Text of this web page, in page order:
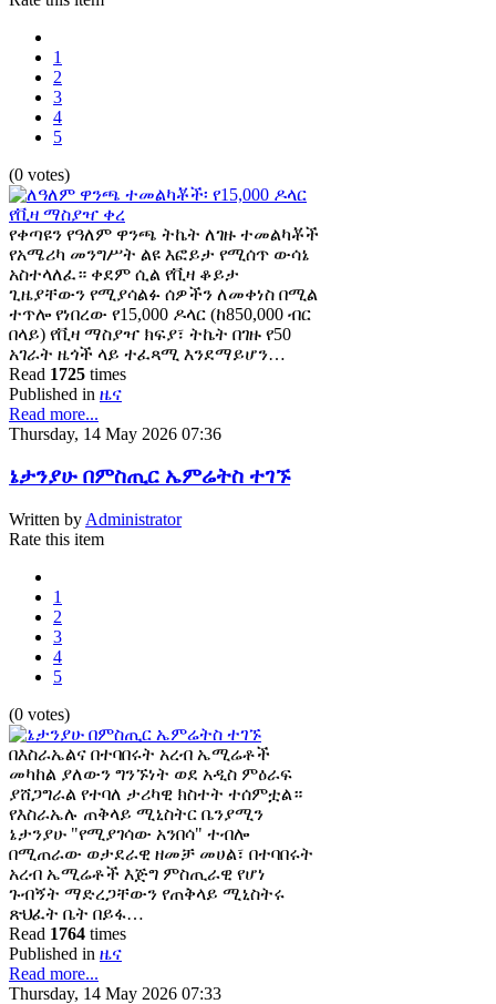
1
2
3
4
5
(0 votes)
የቀጣዩን የዓለም ዋንጫ ትኬት ለገዙ ተመልካቾች
የአሜሪካ መንግሥት ልዩ እፎይታ የሚሰጥ ውሳኔ
አስተላለፈ። ቀደም ሲል የቪዛ ቆይታ
ጊዜያቸውን የሚያሳልፉ ሰዎችን ለመቀነስ በሚል
ተጥሎ የነበረው የ15,000 ዶላር (ከ850,000 ብር
በላይ) የቪዛ ማስያዣ ክፍያ፣ ትኬት በገዙ የ50
አገራት ዜጎች ላይ ተፈጻሚ እንደማይሆን…
Read 1725 times
Published in ዜና
Read more...
Thursday, 14 May 2026 07:36
ኔታንያሁ በምስጢር ኤምሬትስ ተገኙ
Written by Administrator
Rate this item
1
2
3
4
5
(0 votes)
በእስራኤልና በተባበሩት አረብ ኤሚሬቶች
መካከል ያለውን ግንኙነት ወደ አዲስ ምዕራፍ
ያሸጋግራል የተባለ ታሪካዊ ክስተት ተሰምቷል።
የእስራኤሉ ጠቅላይ ሚኒስትር ቤንያሚን
ኔታንያሁ "የሚያገሳው አንበሳ" ተብሎ
በሚጠራው ወታደራዊ ዘመቻ መሀል፣ በተባበሩት
አረብ ኤሚሬቶች እጅግ ምስጢራዊ የሆነ
ጉብኝት ማድረጋቸውን የጠቅላይ ሚኒስትሩ
ጽህፈት ቤት በይፋ…
Read 1764 times
Published in ዜና
Read more...
Thursday, 14 May 2026 07:33